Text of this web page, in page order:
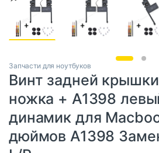
Запчасти для ноутбуков
Винт задней
ножка + A1398
динамик для
дюймов A1398